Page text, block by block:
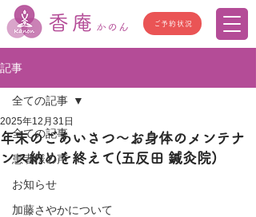
香庵 かのん ご予約状況
記事
全ての記事
患者様の声
お知らせ
加藤さやかについて
全ての記事
年末のごあいさつ～お身体のメンテナ
ンス納めを終えて(五反田 鍼灸院)
2025年12月31日